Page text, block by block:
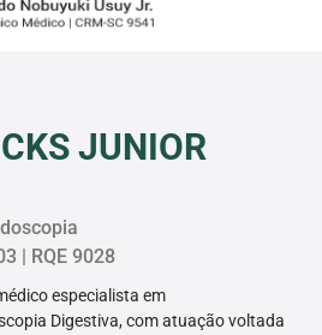
JUNIOR
| RQE 9028
especialista em
Digestiva, com atuação voltada